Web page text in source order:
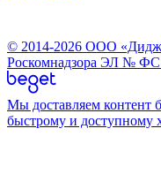
© 2014-2026 ООО
Роскомнадзора ЭЛ № ФС
Мы доставляем контент
быстрому и доступному